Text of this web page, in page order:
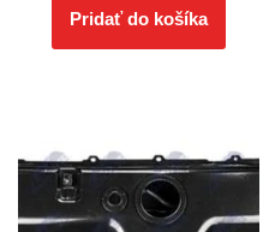
Pridať do košíka